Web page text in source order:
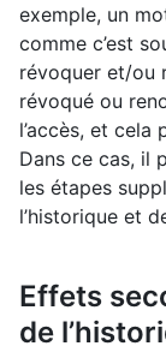
exemple, un
comme c’est
révoquer et/ou
révoqué ou
l’accès, et
Dans ce cas, il
les étapes
l’historique et
Effets
de